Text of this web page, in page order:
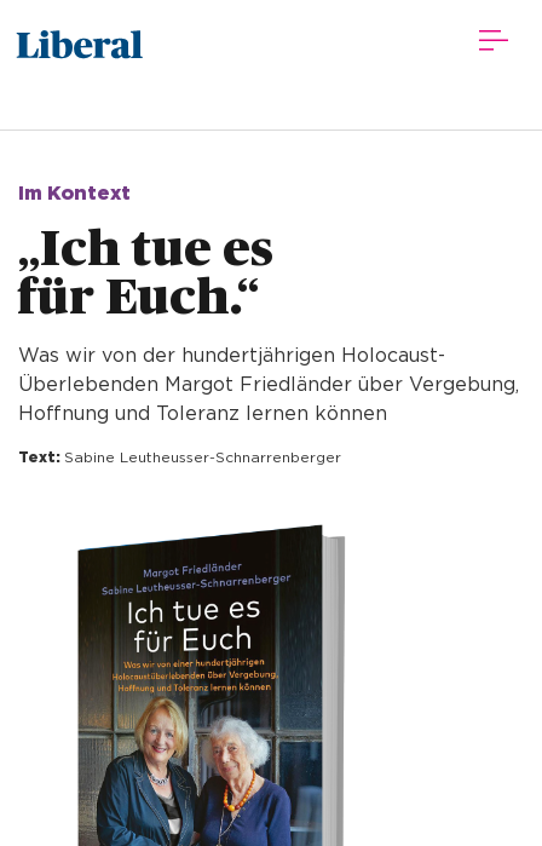
Im Kontext
„Ich tue es
für Euch.“
Was wir von der hundertjährigen Holocaust-
Überlebenden Margot Friedländer über Vergebung,
Hoffnung und Toleranz lernen können
Text: Sabine Leutheusser-Schnarrenberger